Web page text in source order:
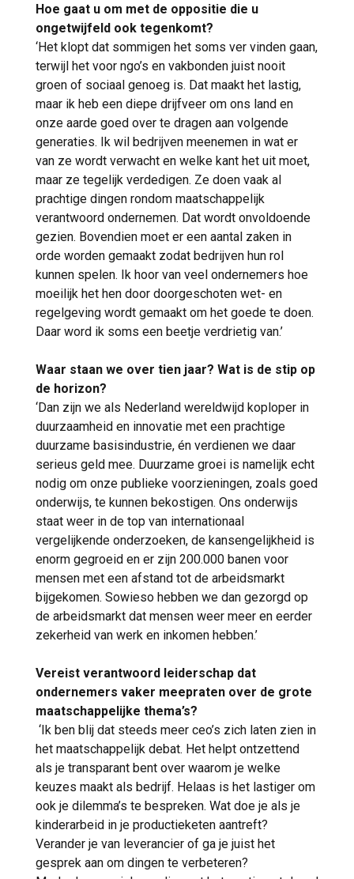
Hoe gaat u om met de oppositie die u
ongetwijfeld ook tegenkomt?
‘Het klopt dat sommigen het soms ver vinden gaan,
terwijl het voor ngo’s en vakbonden juist nooit
groen of sociaal genoeg is. Dat maakt het lastig,
maar ik heb een diepe drijfveer om ons land en
onze aarde goed over te dragen aan volgende
generaties. Ik wil bedrijven meenemen in wat er
van ze wordt verwacht en welke kant het uit moet,
maar ze tegelijk verdedigen. Ze doen vaak al
prachtige dingen rondom maatschappelijk
verantwoord ondernemen. Dat wordt onvoldoende
gezien. Bovendien moet er een aantal zaken in
orde worden gemaakt zodat bedrijven hun rol
kunnen spelen. Ik hoor van veel ondernemers hoe
moeilijk het hen door doorgeschoten wet- en
regelgeving wordt gemaakt om het goede te doen.
Daar word ik soms een beetje verdrietig van.’
Waar staan we over tien jaar? Wat is de stip op
de horizon?
‘Dan zijn we als Nederland wereldwijd koploper in
duurzaamheid en innovatie met een prachtige
duurzame basisindustrie, én verdienen we daar
serieus geld mee. Duurzame groei is namelijk echt
nodig om onze publieke voorzieningen, zoals goed
onderwijs, te kunnen bekostigen. Ons onderwijs
staat weer in de top van internationaal
vergelijkende onderzoeken, de kansengelijkheid is
enorm gegroeid en er zijn 200.000 banen voor
mensen met een afstand tot de arbeidsmarkt
bijgekomen. Sowieso hebben we dan gezorgd op
de arbeidsmarkt dat mensen weer meer en eerder
zekerheid van werk en inkomen hebben.’
Vereist verantwoord leiderschap dat
ondernemers vaker meepraten over de grote
maatschappelijke thema’s?
‘Ik ben blij dat steeds meer ceo’s zich laten zien in
het maatschappelijk debat. Het helpt ontzettend
als je transparant bent over waarom je welke
keuzes maakt als bedrijf. Helaas is het lastiger om
ook je dilemma’s te bespreken. Wat doe je als je
kinderarbeid in je productieketen aantreft?
Verander je van leverancier of ga je juist het
gesprek aan om dingen te verbeteren?